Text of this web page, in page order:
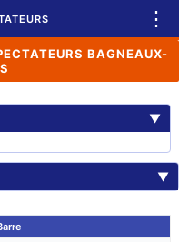
⋮
BAGNEAUX-
▼
▼